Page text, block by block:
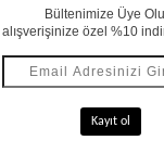
zamanda
hava geçirgenliğini
hareketli günlerde
olur.
ve sıfır kollu kesimi,
ucundaki reflektif